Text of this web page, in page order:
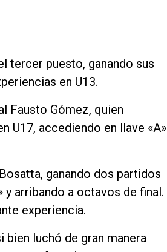
tercer puesto, ganando sus
en U13.
Fausto Gómez, quien
U17, accediendo en llave «A»
ganando dos partidos
y arribando a octavos de final.
experiencia.
bien luchó de gran manera